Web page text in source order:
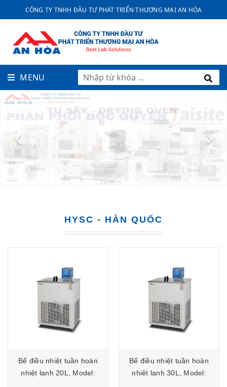
CÔNG TY TNHH ĐẦU TƯ PHÁT TRIỂN THƯƠNG MẠI AN HÒA
MENU
‹ ›
HYSC - HÀN QUỐC
Bể điều nhiệt tuần hoàn
nhiệt lạnh 20L, Model:
Bể điều nhiệt tuần hoàn
nhiệt lạnh 30L, Model: